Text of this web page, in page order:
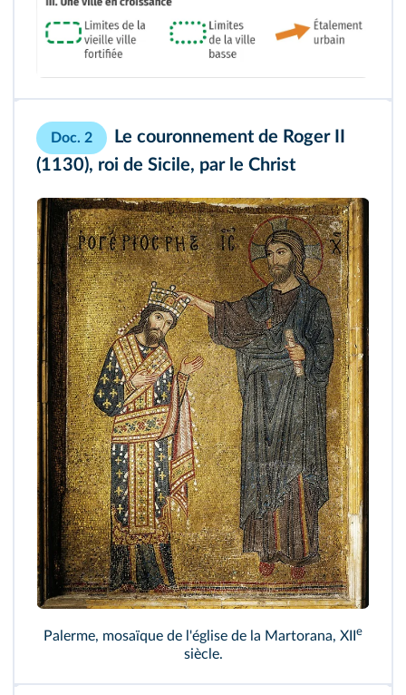
Doc. 2
Le couronnement de Roger II
(1130), roi de Sicile, par le Christ
Palerme, mosaïque de l'église de la Martorana, XII e
siècle.